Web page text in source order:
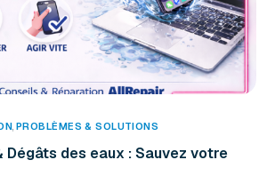
,PROBLÈMES & SOLUTIONS
Dégâts des eaux : Sauvez votre